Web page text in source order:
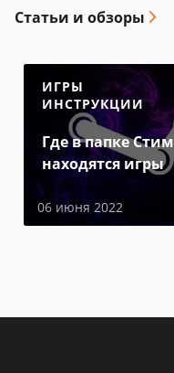
Статьи и обзоры
ИГРЫ
ИНСТРУКЦИИ
Где в папке Стим
находятся игры
06 июня 2022